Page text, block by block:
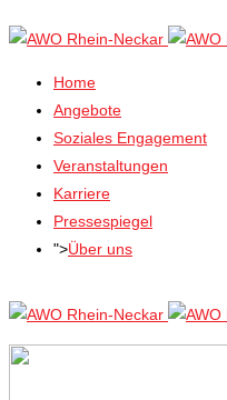
Home
Angebote
Soziales Engagement
Veranstaltungen
Karriere
Pressespiegel
">Über uns